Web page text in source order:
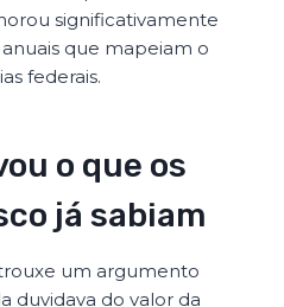
significativamente
que mapeiam o
federais.
o que os
já sabiam
um argumento
duvidava do valor da